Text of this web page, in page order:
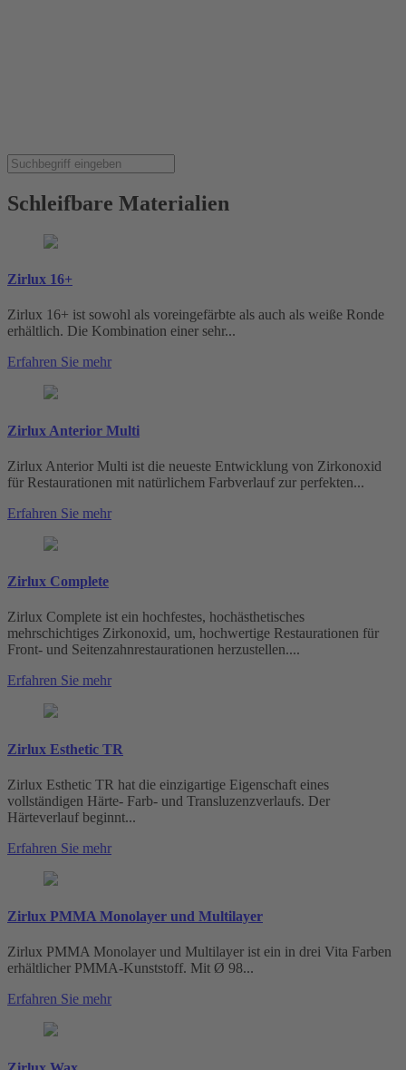
Schleifbare Materialien
Zirlux 16+
Zirlux 16+ ist sowohl als voreingefärbte als auch als weiße Ronde
erhältlich. Die Kombination einer sehr...
Erfahren Sie mehr
Zirlux Anterior Multi
Zirlux Anterior Multi ist die neueste Entwicklung von Zirkonoxid
für Restaurationen mit natürlichem Farbverlauf zur perfekten...
Erfahren Sie mehr
Zirlux Complete
Zirlux Complete ist ein hochfestes, hochästhetisches
mehrschichtiges Zirkonoxid, um, hochwertige Restaurationen für
Front- und Seitenzahnrestaurationen herzustellen....
Erfahren Sie mehr
Zirlux Esthetic TR
Zirlux Esthetic TR hat die einzigartige Eigenschaft eines
vollständigen Härte- Farb- und Transluzenzverlaufs. Der
Härteverlauf beginnt...
Erfahren Sie mehr
Zirlux PMMA Monolayer und Multilayer
Zirlux PMMA Monolayer und Multilayer ist ein in drei Vita Farben
erhältlicher PMMA-Kunststoff. Mit Ø 98...
Erfahren Sie mehr